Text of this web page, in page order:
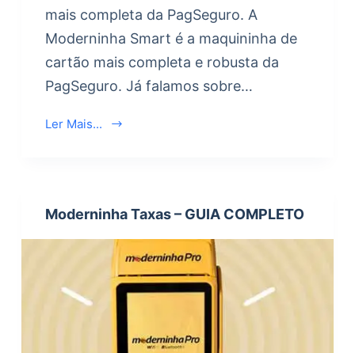
mais completa da PagSeguro. A
Moderninha Smart é a maquininha de
cartão mais completa e robusta da
PagSeguro. Já falamos sobre…
Ler Mais...
Moderninha Taxas – GUIA COMPLETO